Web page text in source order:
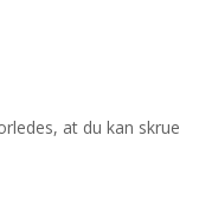
at du kan skrue